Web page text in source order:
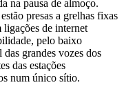
na pausa de almoço.
presas a grelhas fixas
ligações de internet
pelo baixo
grandes vozes dos
das estações
num único sítio.